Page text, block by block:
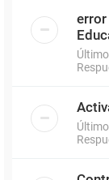
error